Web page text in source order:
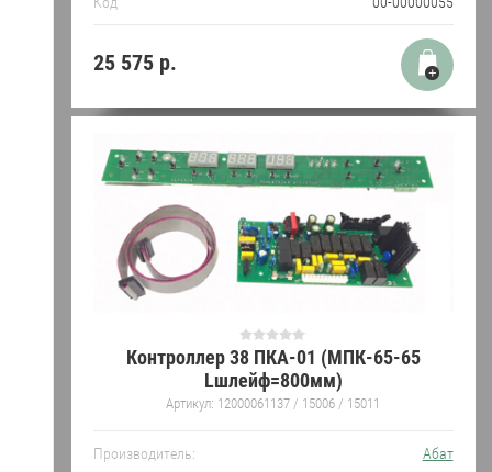
25 575р.
Контроллер 38 ПКА-01 (МПК-65-65
Lшлейф=800мм)
Артикул: 12000061137 / 15006 / 15011
Производитель: Абат